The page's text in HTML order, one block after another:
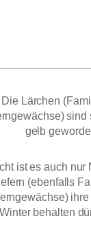
Die Lärchen
sind
gelb
ist es auch nur
(ebenfalls
Winter behalten